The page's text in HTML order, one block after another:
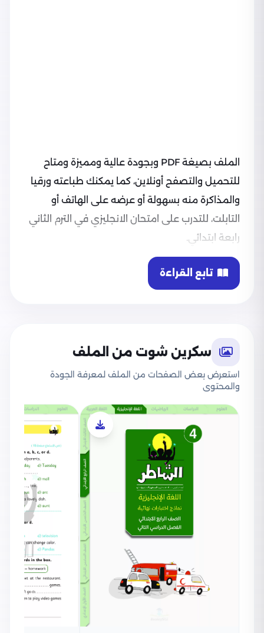
الملف بصيغة PDF وبجودة عالية ومميزة ومتاح
للتحميل والتصفح أونلاين، كما يمكنك طباعته ورقيا
والمذاكرة منه بسهولة أو عرضه على الهاتف أو
التابلت، للتدرب على امتحان الانجليزي في الترم الثاني
رابعة ابتدائي.
تابع القراءة
سكرين شوت من الملف
استعرض بعض الصفحات من الملف لمعرفة الجودة
والمحتوى